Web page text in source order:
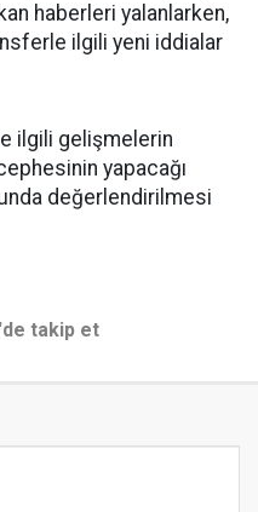
haberleri yalanlarken,
ilgili yeni iddialar
ilgili gelişmelerin
yapacağı
değerlendirilmesi
takip et